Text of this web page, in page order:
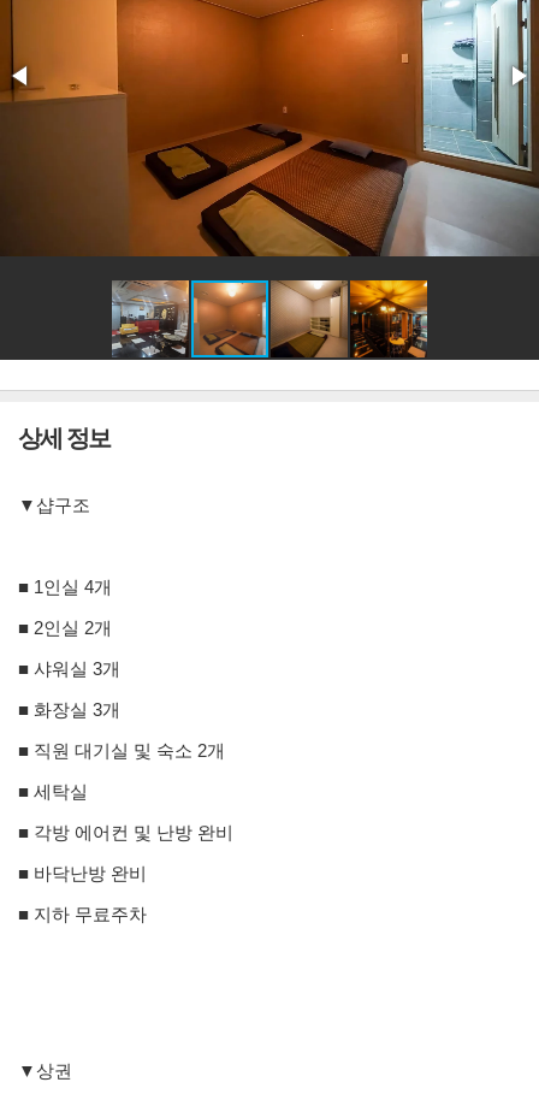
상세 정보
▼샵구조
■ 1인실 4개
■ 2인실 2개
■ 샤워실 3개
■ 화장실 3개
■ 직원 대기실 및 숙소 2개
■ 세탁실
■ 각방 에어컨 및 난방 완비
■ 바닥난방 완비
■ 지하 무료주차
▼상권